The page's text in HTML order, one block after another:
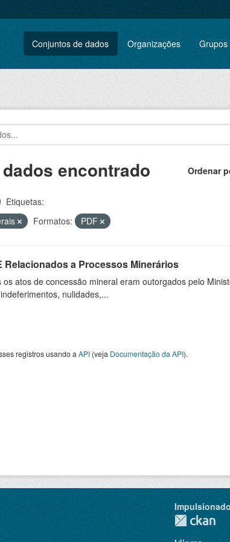
Conjuntos de dados Organizações Grupos
Ordenar
encontrado
Etiquetas:
Formatos: PDF
Relacionados a Processos Minerários
atos de concessão mineral eram outorgados pelo
nulidades,...
registros usando a API(veja Documentação da API).